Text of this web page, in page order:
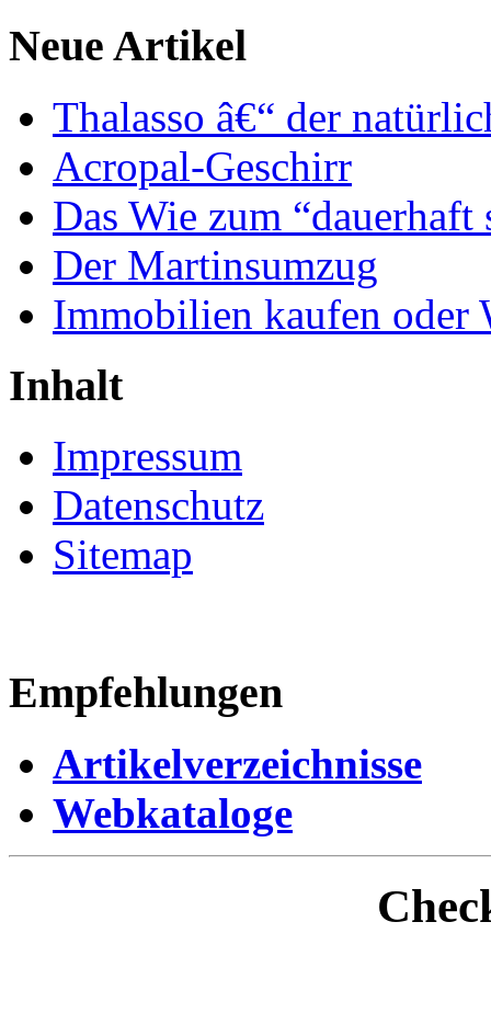
Neue Artikel
Thalasso â€“ der
Acropal-Geschirr
Das Wie zum
Der Martinsumzug
Immobilien kaufen oder
Inhalt
Impressum
Datenschutz
Sitemap
Empfehlungen
Artikelverzeichnisse
Webkataloge